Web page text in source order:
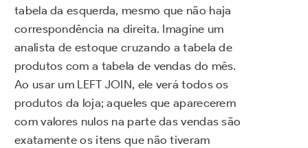
tabela da esquerda, mesmo que não haja
correspondência na direita. Imagine um
analista de estoque cruzando a tabela de
produtos com a tabela de vendas do mês.
Ao usar um LEFT JOIN, ele verá todos os
produtos da loja; aqueles que aparecerem
com valores nulos na parte das vendas são
exatamente os itens que não tiveram